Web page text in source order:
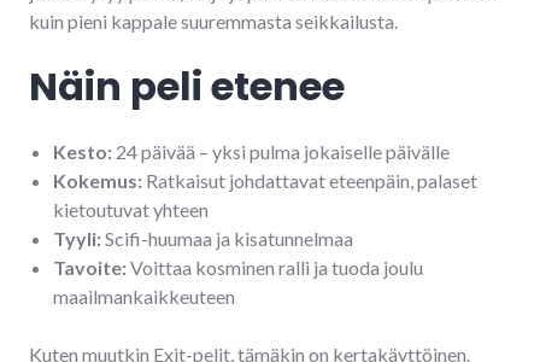
kuin pieni kappale suuremmasta seikkailusta.
Näin peli etenee
Kesto: 24 päivää – yksi pulma jokaiselle päivälle
Kokemus: Ratkaisut johdattavat eteenpäin, palaset
kietoutuvat yhteen
Tyyli:Scifi-huumaa ja kisatunnelmaa
Tavoite:Voittaa kosminen ralli ja tuoda joulu
maailmankaikkeuteen
Kuten muutkin Exit-pelit, tämäkin on kertakäyttöinen.